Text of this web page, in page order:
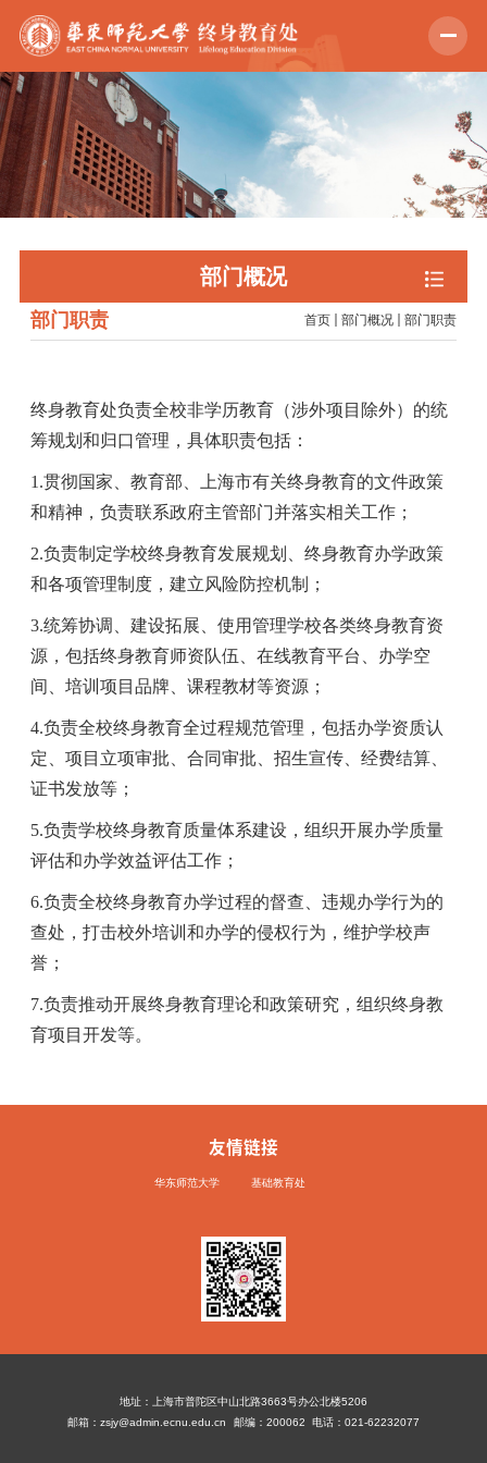
部门概况
首页 部门概况 部门职责
部门职责
终身教育处负责全校非学历教育（涉外项目除外）的统
筹规划和归口管理，具体职责包括：
1.贯彻国家、教育部、上海市有关终身教育的文件政策
和精神，负责联系政府主管部门并落实相关工作；
2.负责制定学校终身教育发展规划、终身教育办学政策
和各项管理制度，建立风险防控机制；
3.统筹协调、建设拓展、使用管理学校各类终身教育资
源，包括终身教育师资队伍、在线教育平台、办学空
间、培训项目品牌、课程教材等资源；
4.负责全校终身教育全过程规范管理，包括办学资质认
定、项目立项审批、合同审批、招生宣传、经费结算、
证书发放等；
5.负责学校终身教育质量体系建设，组织开展办学质量
评估和办学效益评估工作；
6.负责全校终身教育办学过程的督查、违规办学行为的
查处，打击校外培训和办学的侵权行为，维护学校声
誉；
7.负责推动开展终身教育理论和政策研究，组织终身教
育项目开发等。
友情链接
华东师范大学 基础教育处
地址：上海市普陀区中山北路3663号办公北楼5206
邮箱：zsjy@admin.ecnu.edu.cn
邮编：200062 电话：021-62232077